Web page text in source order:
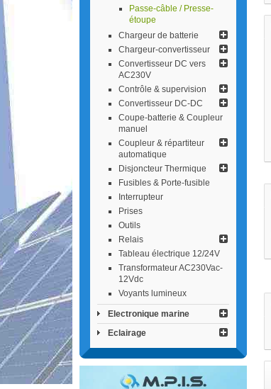
Passe-câble / Presse-
étoupe
Chargeur de batterie
Chargeur-conv​ertisseur
Convertisseur DC vers
AC230V
Contrôle & supervision
Convertisseur DC-DC
Coupe-batterie & Coupleur
manuel
Coupleur & répa​rtiteur
automatique
Disjoncteur Thermique
Fusibles & Porte-fusible
Interrupteur
Prises
Outils
Relais
Tableau électrique 12/24V
Transformateur AC230Vac-
12Vdc
Voyants lumineux
Electronique marine
Eclairage